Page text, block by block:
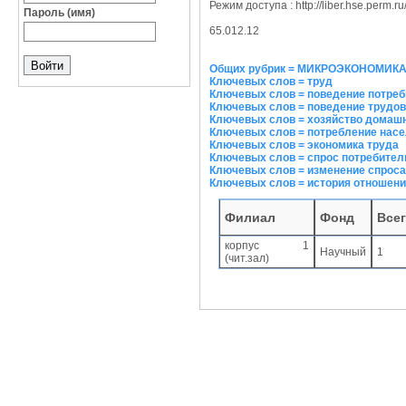
Пароль (имя)
Режим доступа : http://
65.012.12
Общих рубрик = МИКРОЭКОНОМИКА
Ключевых слов = труд
Ключевых слов = поведение
Ключевых слов = поведение
Ключевых слов = хозяйство
Ключевых слов = потребление
Ключевых слов = экономика труда
Ключевых слов = спрос
Ключевых слов = изменение спроса
Ключевых слов = история
Филиал Фонд
корпус 1
(чит.зал)
Научный 1